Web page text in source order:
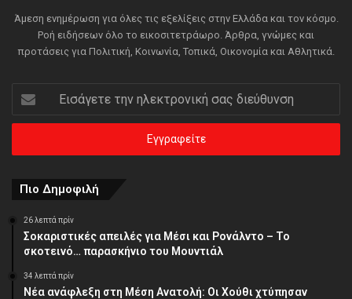
Άμεση ενημέρωση για όλες τις εξελίξεις στην Ελλάδα και τον κόσμο.
Ροή ειδήσεων όλο το εικοσιτετράωρο. Άρθρα, γνώμες και
προτάσεις για Πολιτική, Κοινωνία, Τοπικά, Οικονομία και Αθλητικά.
την
ηλεκτρονική
διεύθυνση
Πιο Δημοφιλή
26 λεπτά πρίν
Σοκαριστικές απειλές για Μέσι και Ρονάλντο – Το
σκοτεινό… παρασκήνιο του Μουντιάλ
34 λεπτά πρίν
Νέα ανάφλεξη στη Μέση Ανατολή: Οι Χούθι χτύπησαν